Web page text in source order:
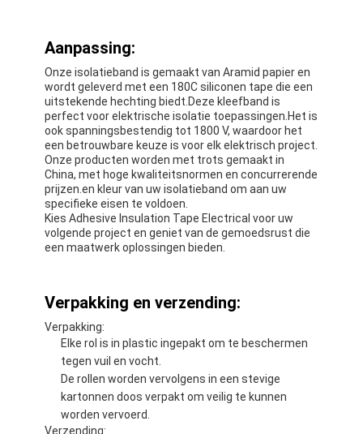
Ongeveer ons
Fabrieksreis
Kwaliteitscontrole
Contacteer ons
Zelfklevende Isolatieband
Hittebestendige Isolatieband
De Plakband van de glasdoek
De Plakband van de Polyimidefilm
Aluminiumfolie Plakband
Aanpassing:
Onze isolatieband is gemaakt van Aramid papier en
wordt geleverd met een 180C siliconen tape die een
uitstekende hechting biedt.Deze kleefband is
perfect voor elektrische isolatie toepassingen.Het is
ook spanningsbestendig tot 1800 V, waardoor het
een betrouwbare keuze is voor elk elektrisch project.
Onze producten worden met trots gemaakt in
China, met hoge kwaliteitsnormen en concurrerende
prijzen.en kleur van uw isolatieband om aan uw
specifieke eisen te voldoen.
Kies Adhesive Insulation Tape Electrical voor uw
volgende project en geniet van de gemoedsrust die
een maatwerk oplossingen bieden.
Verpakking en verzending:
Verpakking:
Elke rol is in plastic ingepakt om te beschermen
tegen vuil en vocht.
De rollen worden vervolgens in een stevige
kartonnen doos verpakt om veilig te kunnen
worden vervoerd.
Verzending: